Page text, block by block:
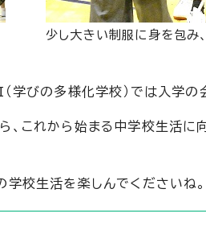
少し大きい制服に身を包み
びの多様化学校）では入学の
これから始まる中学校生活に
学校生活を楽しんでくださいね。